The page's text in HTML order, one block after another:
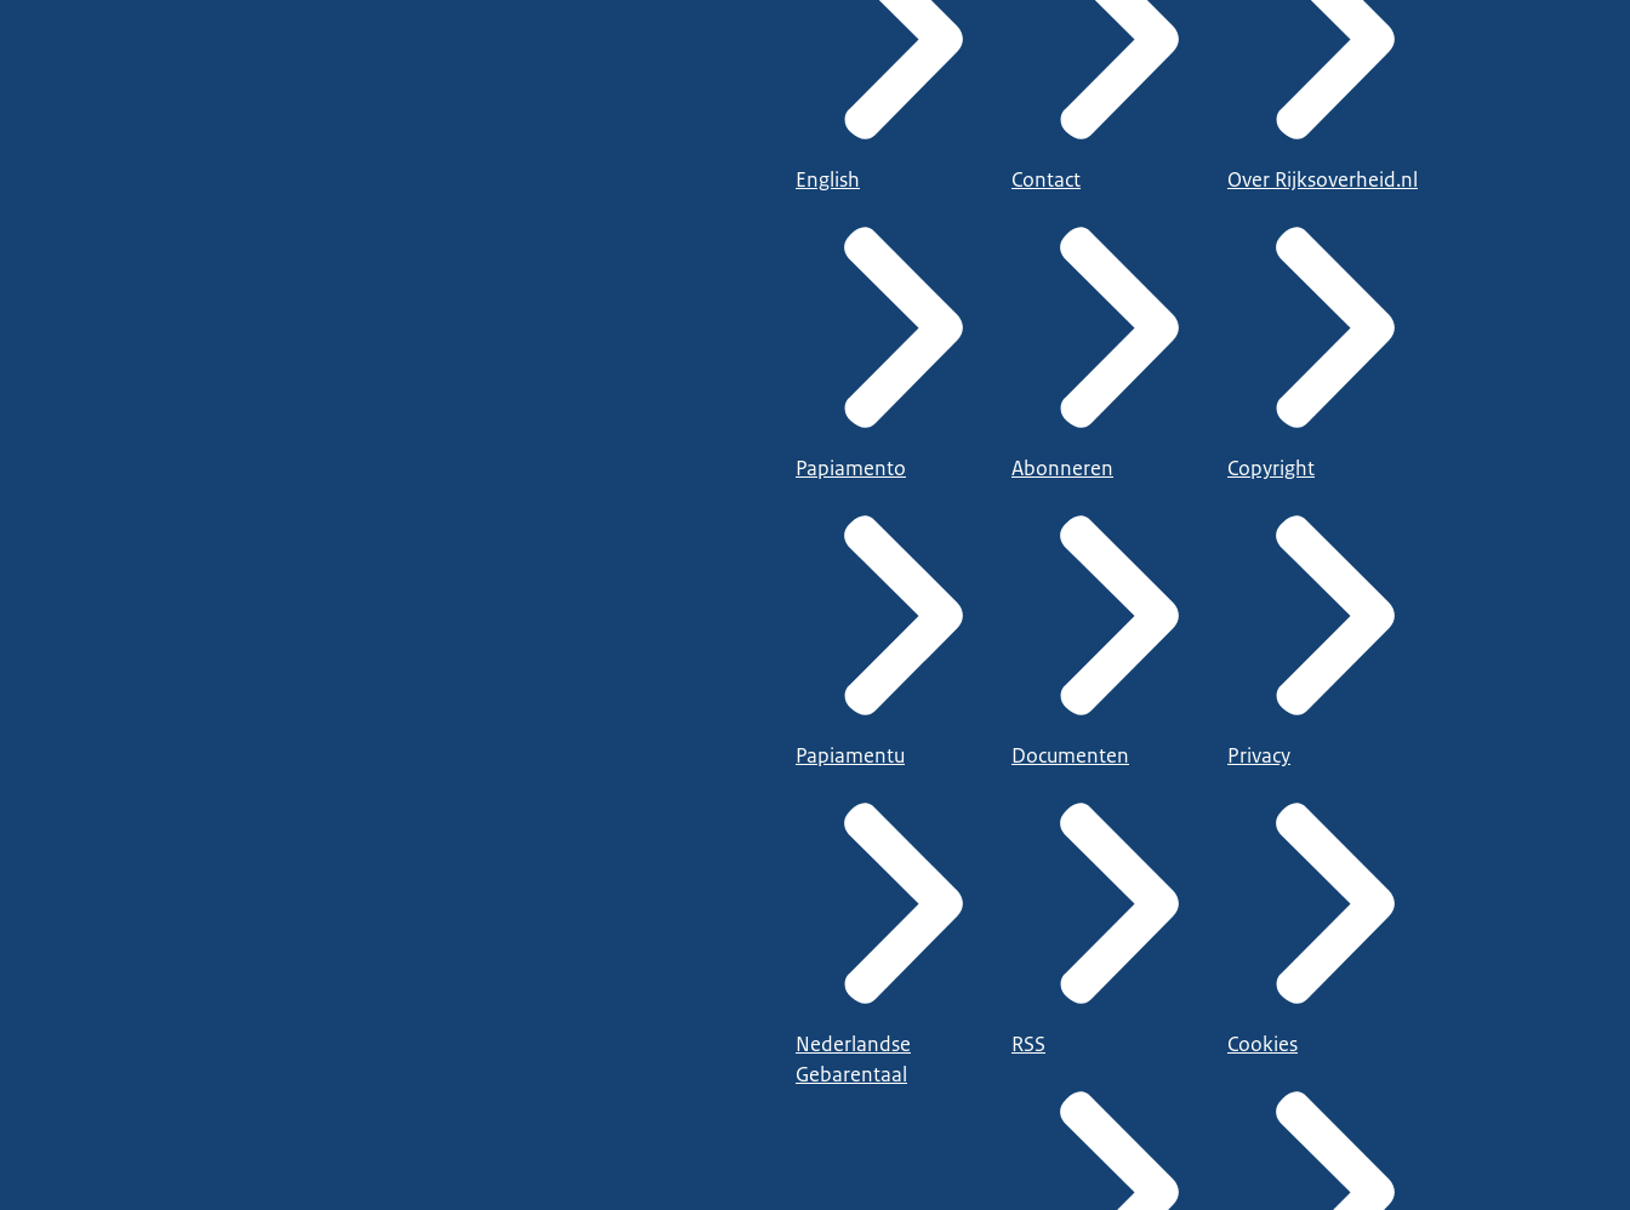
English
Papiamento
Papiamentu
Nederlandse
Gebarentaal
Contact
Abonneren
Documenten
RSS
Over Rijksoverheid.nl
Copyright
Privacy
Cookies